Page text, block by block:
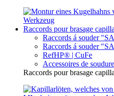
Raccords pour brasage
Raccords á souder
Raccords á souder
RefHP® | CuFe
Accessoires de soudure
Raccords pour brasage